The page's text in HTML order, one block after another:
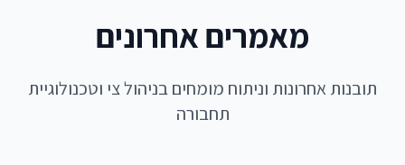
מאמרים אחרונים
תובנות אחרונות וניתוח מומחים בניהול צי וטכנולוגיית
תחבורה